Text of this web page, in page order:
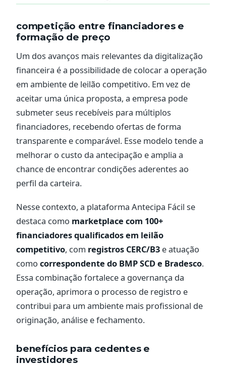
competição entre financiadores e
formação de preço
Um dos avanços mais relevantes da digitalização
financeira é a possibilidade de colocar a operação
em ambiente de leilão competitivo. Em vez de
aceitar uma única proposta, a empresa pode
submeter seus recebíveis para múltiplos
financiadores, recebendo ofertas de forma
transparente e comparável. Esse modelo tende a
melhorar o custo da antecipação e amplia a
chance de encontrar condições aderentes ao
perfil da carteira.
Nesse contexto, a plataforma Antecipa Fácil se
destaca como marketplace com 100+
financiadores qualificados em leilão
competitivo, com registros CERC/B3 e atuação
como correspondente do BMP SCD e Bradesco.
Essa combinação fortalece a governança da
operação, aprimora o processo de registro e
contribui para um ambiente mais profissional de
originação, análise e fechamento.
benefícios para cedentes e
investidores